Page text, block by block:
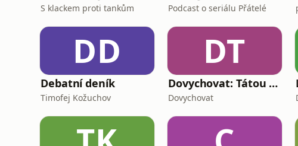
S klackem proti tankům Podcast o seriálu Přátelé
DD
Debatní deník
Timofej Kožuchov
DT
Dovychovat: Tátou na celý život
Dovychovat